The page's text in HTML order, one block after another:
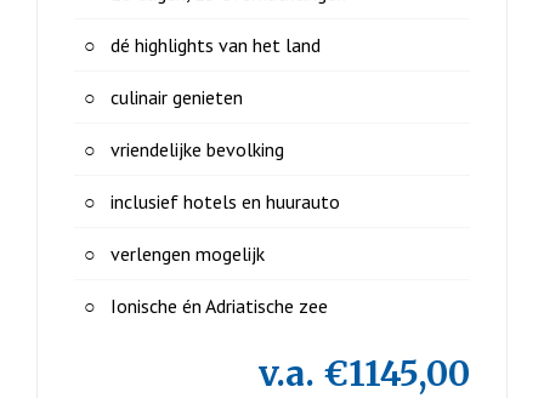
dé highlights van het land
culinair genieten
vriendelijke bevolking
inclusief hotels en huurauto
verlengen mogelijk
Ionische én Adriatische zee
v.a. €1145,00